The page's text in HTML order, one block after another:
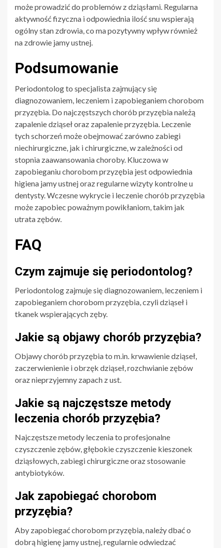
może prowadzić do problemów z dziąsłami. Regularna
aktywność fizyczna i odpowiednia ilość snu wspierają
ogólny stan zdrowia, co ma pozytywny wpływ również
na zdrowie jamy ustnej.
Podsumowanie
Periodontolog to specjalista zajmujący się
diagnozowaniem, leczeniem i zapobieganiem chorobom
przyzębia. Do najczęstszych chorób przyzębia należą
zapalenie dziąseł oraz zapalenie przyzębia. Leczenie
tych schorzeń może obejmować zarówno zabiegi
niechirurgiczne, jak i chirurgiczne, w zależności od
stopnia zaawansowania choroby. Kluczowa w
zapobieganiu chorobom przyzębia jest odpowiednia
higiena jamy ustnej oraz regularne wizyty kontrolne u
dentysty. Wczesne wykrycie i leczenie chorób przyzębia
może zapobiec poważnym powikłaniom, takim jak
utrata zębów.
FAQ
Czym zajmuje się periodontolog?
Periodontolog zajmuje się diagnozowaniem, leczeniem i
zapobieganiem chorobom przyzębia, czyli dziąseł i
tkanek wspierających zęby.
Jakie są objawy chorób przyzębia?
Objawy chorób przyzębia to m.in. krwawienie dziąseł,
zaczerwienienie i obrzęk dziąseł, rozchwianie zębów
oraz nieprzyjemny zapach z ust.
Jakie są najczęstsze metody
leczenia chorób przyzębia?
Najczęstsze metody leczenia to profesjonalne
czyszczenie zębów, głębokie czyszczenie kieszonek
dziąsłowych, zabiegi chirurgiczne oraz stosowanie
antybiotyków.
Jak zapobiegać chorobom
przyzębia?
Aby zapobiegać chorobom przyzębia, należy dbać o
dobrą higienę jamy ustnej, regularnie odwiedzać